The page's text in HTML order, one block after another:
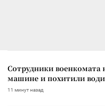
Сотрудники военкомата
машине и похитили
11 минут назад